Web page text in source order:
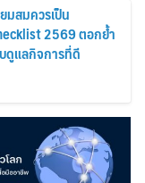
มสมควรเป็น
2569 ตอกย้ำ
ดูแลกิจการที่ดี